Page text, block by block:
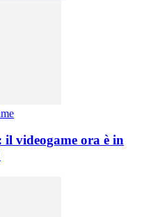
il videogame ora è in